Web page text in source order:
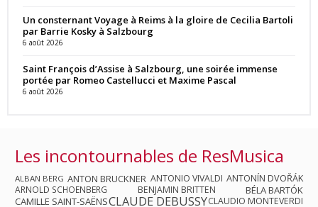
Un consternant Voyage à Reims à la gloire de Cecilia Bartoli
par Barrie Kosky à Salzbourg
6 août 2026
Saint François d’Assise à Salzbourg, une soirée immense
portée par Romeo Castellucci et Maxime Pascal
6 août 2026
Les incontournables de ResMusica
ALBAN BERG ANTON BRUCKNER ANTONIO VIVALDI ANTONÍN DVOŘÁK
ARNOLD SCHOENBERG
BENJAMIN BRITTEN
BÉLA BARTÓK
CAMILLE SAINT-SAËNSCLAUDE DEBUSSYCLAUDIO MONTEVERDI